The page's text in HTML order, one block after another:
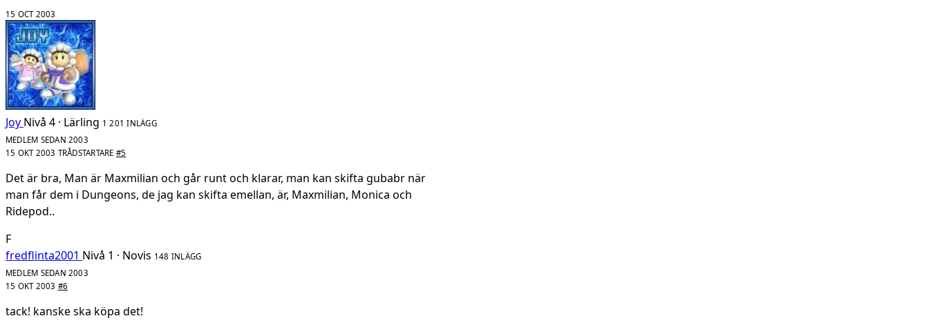
15 OCT 2003
Joy Nivå 4 · Lärling 1 201 INLÄGG
MEDLEM SEDAN 2003
15 OKT 2003 TRÅDSTARTARE #5
Det är bra, Man är Maxmilian och går runt och klarar, man kan skifta gubabr när
man får dem i Dungeons, de jag kan skifta emellan, är, Maxmilian, Monica och
Ridepod..
F
fredflinta2001 Nivå 1 · Novis 148 INLÄGG
MEDLEM SEDAN 2003
15 OKT 2003 #6
tack! kanske ska köpa det!